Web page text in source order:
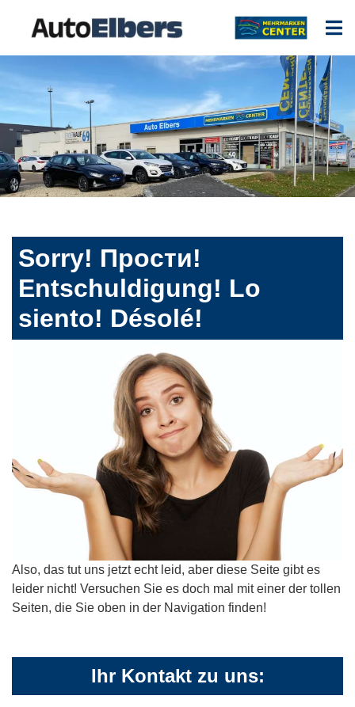
Sorry! Прости!
Entschuldigung! Lo
siento! Désolé!
Also, das tut uns jetzt echt leid, aber diese Seite gibt es
leider nicht! Versuchen Sie es doch mal mit einer der tollen
Seiten, die Sie oben in der Navigation finden!
Ihr Kontakt zu uns: